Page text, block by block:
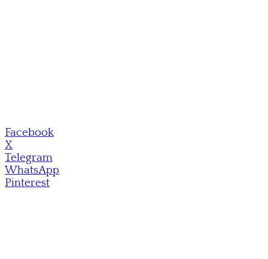
Facebook
X
Telegram
WhatsApp
Pinterest